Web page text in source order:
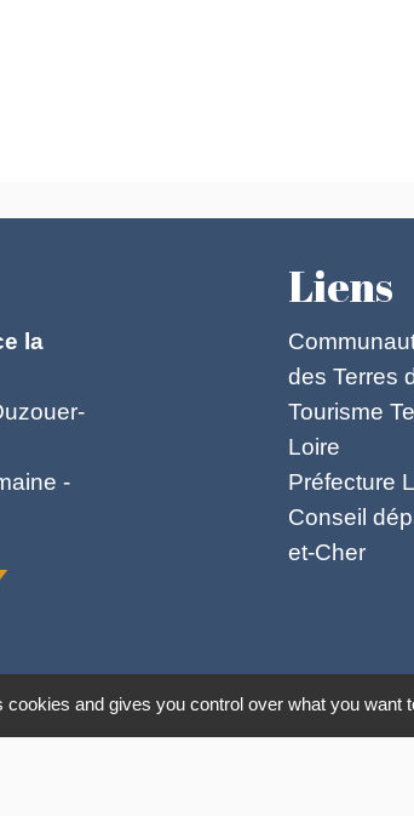
la
-
Liens
des Terres
Tourisme
Loire
Préfecture
Conseil
et-Cher
de confidentialité - Accessibilité
cookies and gives you control over what you want